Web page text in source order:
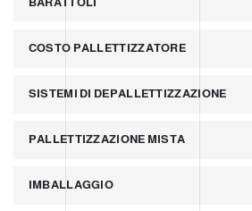
COSTO PALLETTIZZATORE
SISTEMI DI DEPALLETTIZZAZIONE
PALLETTIZZAZIONE MISTA
IMBALLAGGIO